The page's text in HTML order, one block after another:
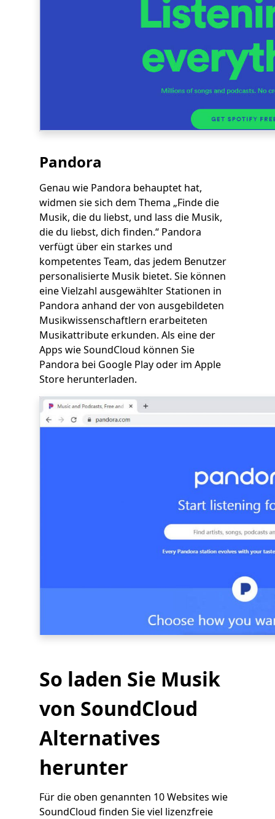
Pandora
Genau wie Pandora behauptet hat,
widmen sie sich dem Thema „Finde die
Musik, die du liebst, und lass die Musik,
die du liebst, dich finden.“ Pandora
verfügt über ein starkes und
kompetentes Team, das jedem Benutzer
personalisierte Musik bietet. Sie können
eine Vielzahl ausgewählter Stationen in
Pandora anhand der von ausgebildeten
Musikwissenschaftlern erarbeiteten
Musikattribute erkunden. Als eine der
Apps wie SoundCloud können Sie
Pandora bei Google Play oder im Apple
Store herunterladen.
So laden Sie Musik
von SoundCloud
Alternatives
herunter
Für die oben genannten 10 Websites wie
SoundCloud finden Sie viel lizenzfreie